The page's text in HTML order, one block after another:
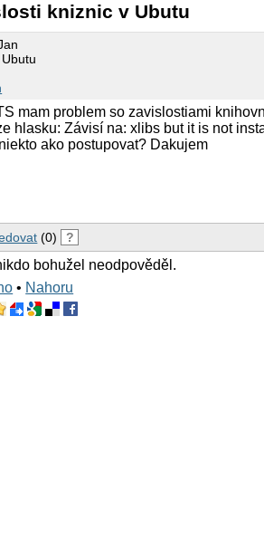
kniznic v Ubutu
mam problem so zavislostiami
hlasku: Závisí na: xlibs but it is not
ako postupovat? Dakujem
(0) ?
bohužel neodpověděl.
• Nahoru